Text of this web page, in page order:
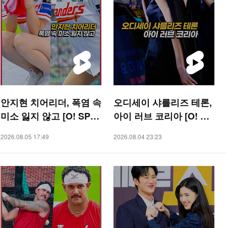
안지현 치어리더, 폭염 속
미소 잃지 않고 [O! SPO
2026.08.05 17:49
오디세이 샤를리즈 테론,
아이 러브 코리아 [O! ST
2026.08.04 23:23